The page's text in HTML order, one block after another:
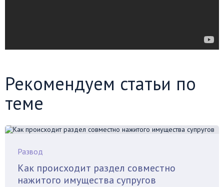
Рекомендуем статьи по
теме
Развод
Как происходит раздел совместно
нажитого имущества супругов